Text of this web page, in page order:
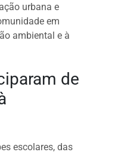
urbana e
em
ambiental e à
de
escolares, das